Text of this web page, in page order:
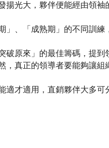
揚光大，夥伴便能經由領袖
」、「成熟期」的不同訓練
破原來」的最佳籌碼，提到
，真正的領導者要能夠讓組
才適用，直銷夥伴大多可